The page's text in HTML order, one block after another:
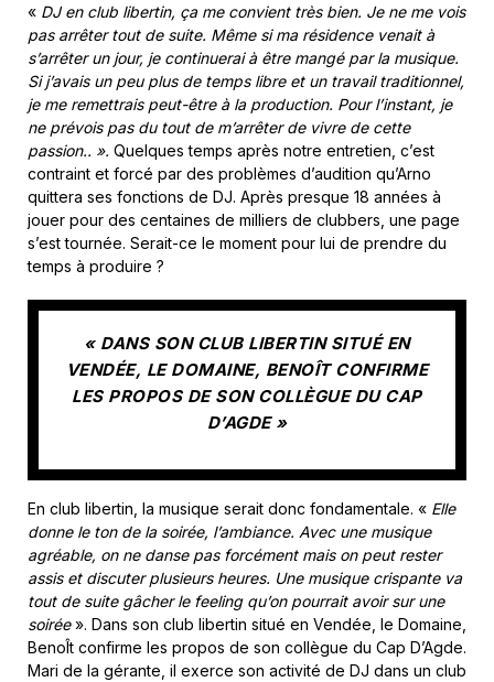
« DJ en club libertin, ça me convient très bien. Je ne me vois
pas arrêter tout de suite. Même si ma résidence venait à
s’arrêter un jour, je continuerai à être mangé par la musique.
Si j’avais un peu plus de temps libre et un travail traditionnel,
je me remettrais peut-être à la production. Pour l’instant, je
ne prévois pas du tout de m’arrêter de vivre de cette
passion.. ». Quelques temps après notre entretien, c’est
contraint et forcé par des problèmes d’audition qu’Arno
quittera ses fonctions de DJ. Après presque 18 années à
jouer pour des centaines de milliers de clubbers, une page
s’est tournée. Serait-ce le moment pour lui de prendre du
temps à produire ?
« DANS SON CLUB LIBERTIN SITUÉ EN
VENDÉE, LE DOMAINE, BENOÎT CONFIRME
LES PROPOS DE SON COLLÈGUE DU CAP
D’AGDE »
En club libertin, la musique serait donc fondamentale. « Elle
donne le ton de la soirée, l’ambiance. Avec une musique
agréable, on ne danse pas forcément mais on peut rester
assis et discuter plusieurs heures. Une musique crispante va
tout de suite gâcher le feeling qu’on pourrait avoir sur une
soirée». Dans son club libertin situé en Vendée, le Domaine,
BenoÎt confirme les propos de son collègue du Cap D’Agde.
Mari de la gérante, il exerce son activité de DJ dans un club